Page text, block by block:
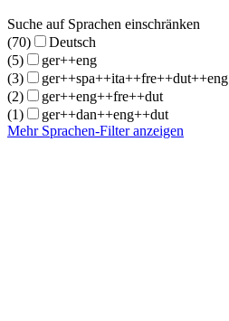
Suche auf Sprachen einschränken
(70)
Deutsch
(5)
ger++eng
(3)
ger++spa++ita++fre++dut++eng
(2)
ger++eng++fre++dut
(1)
ger++dan++eng++dut
Mehr Sprachen-Filter anzeigen